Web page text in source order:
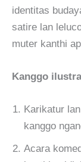
identitas
satire lan
muter kanthi
Kanggo
Karikatur
kanggo
Acara